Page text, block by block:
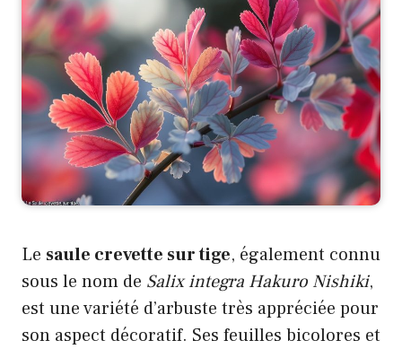
Le saule crevette sur tige, également connu
sous le nom de Salix integra Hakuro Nishiki,
est une variété d’arbuste très appréciée pour
son aspect décoratif. Ses feuilles bicolores et